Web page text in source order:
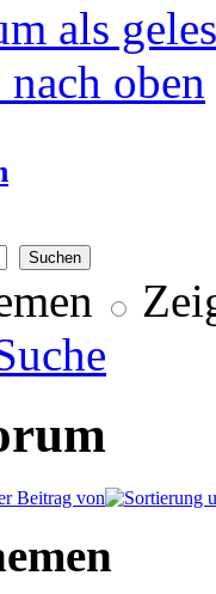
als
oben
Beitrag von